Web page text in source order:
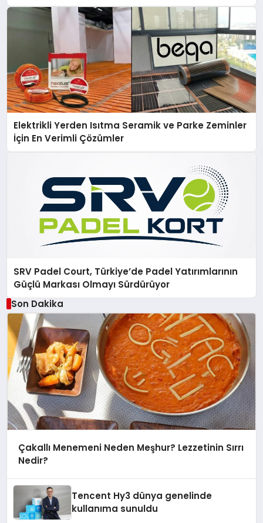
Elektrikli Yerden Isıtma Seramik ve Parke Zeminler
İçin En Verimli Çözümler
SRV Padel Court, Türkiye’de Padel Yatırımlarının
Güçlü Markası Olmayı Sürdürüyor
Son Dakika
Çakallı Menemeni Neden Meşhur? Lezzetinin Sırrı
Nedir?
Tencent Hy3 dünya genelinde
kullanıma sunuldu